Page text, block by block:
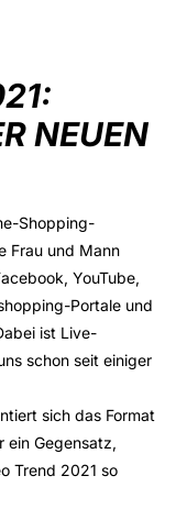
NEUEN
Shopping-
Frau und Mann
YouTube,
Portale und
ist Live-
schon seit einiger
sich das Format
ein Gegensatz,
Trend 2021 so